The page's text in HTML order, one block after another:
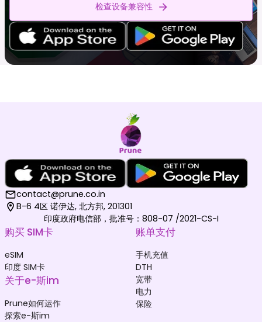
检查设备兼容性
contact@prune.co.in
B-6 4区 诺伊达, 北方邦, 201301
印度政府电信部，批准号：808-07 /2021-CS-I
购买 SIM卡
eSIM
印度 SIM卡
关于e-斯im
Prune如何运作
探索e-斯im
账单支付
手机充值
DTH
宽带
电力
保险